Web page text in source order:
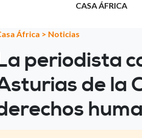
CASA ÁFRICA
África > Noticias
periodista
de la